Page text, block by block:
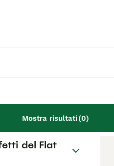
Mostra risultati(0)
del Flat
del Flat